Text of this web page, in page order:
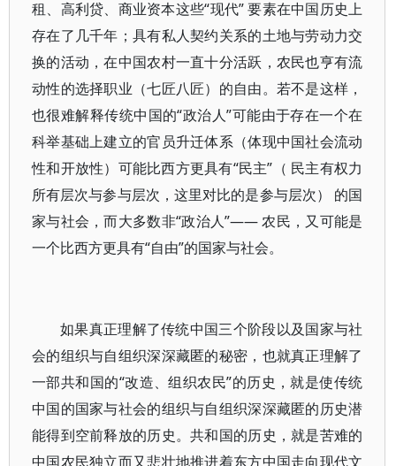
租、高利贷、商业资本这些“现代” 要素在中国历史上
存在了几千年；具有私人契约关系的土地与劳动力交
换的活动，在中国农村一直十分活跃，农民也亨有流
动性的选择职业（七匠八匠）的自由。若不是这样，
也很难解释传统中国的“政治人”可能由于存在一个在
科举基础上建立的官员升迁体系（体现中国社会流动
性和开放性）可能比西方更具有“民主”（ 民主有权力
所有层次与参与层次，这里对比的是参与层次） 的国
家与社会，而大多数非“政治人”—— 农民，又可能是
一个比西方更具有“自由”的国家与社会。
如果真正理解了传统中国三个阶段以及国家与社
会的组织与自组织深深藏匿的秘密，也就真正理解了
一部共和国的“改造、组织农民”的历史，就是使传统
中国的国家与社会的组织与自组织深深藏匿的历史潜
能得到空前释放的历史。共和国的历史，就是苦难的
中国农民独立而又悲壮地推进着东方中国走向现代文